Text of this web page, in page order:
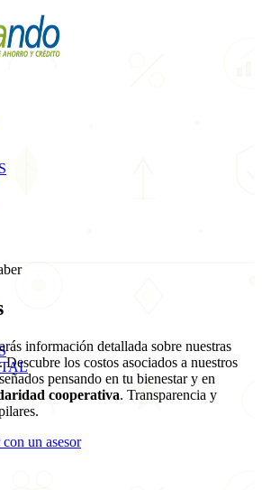
información detallada sobre nuestras
Descubre los costos asociados a nuestros
pensando en tu bienestar y en
cooperativa. Transparencia y
un asesor